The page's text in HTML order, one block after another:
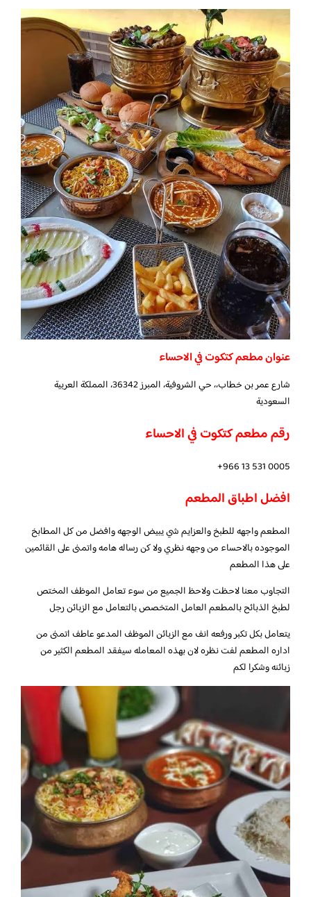
عنوان مطعم كتكوت في الاحساء
شارع عمر بن خطاب،، حي الشروفية، المبرز 36342، المملكة العربية
السعودية
رقم مطعم كتكوت في الاحساء
افضل اطباق المطعم
المطعم واجهه للطبخ والعزايم شي يبيض الوجهه وافضل من كل المطابخ
الموجوده بالاحساء من وجهه نظري ولا كن رساله هامه واتمنى على القائمين
على هذا المطعم
التجاوب معنا لاحظت ولاحظ الجميع من سوء تعامل الموظف المختص
لطبخ الذبائح بالمطعم العامل المتخصص بالتعامل مع الزبائن رجل
يتعامل بكل تكبر ورفعه انف مع الزبائن الموظف المدعو عاطف اتمنى من
اداره المطعم لفت نظره لان بهذه المعامله سيفقد المطعم الكثير من
زبائنه وشكرا لكم